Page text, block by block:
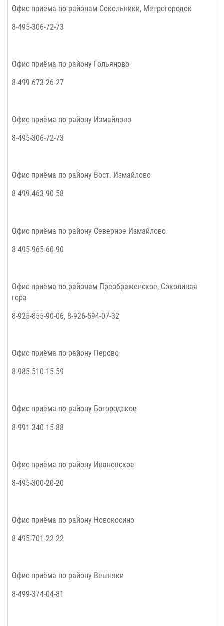
Офис приёма по районам Сокольники, Метрогородок
8-495-306-72-73
Офис приёма по району Гольяново
8-499-673-26-27
Офис приёма по району Измайлово
8-495-306-72-73
Офис приёма по району Вост. Измайлово
8-499-463-90-58
Офис приёма по району Северное Измайлово
8-495-965-60-90
Офис приёма по районам Преображенское, Соколиная
гора
8-925-855-90-06, 8-926-594-07-32
Офис приёма по району Перово
8-985-510-15-59
Офис приёма по району Богородское
8-991-340-15-88
Офис приёма по району Ивановское
8-495-300-20-20
Офис приёма по району Новокосино
8-495-701-22-22
Офис приёма по району Вешняки
8-499-374-04-81